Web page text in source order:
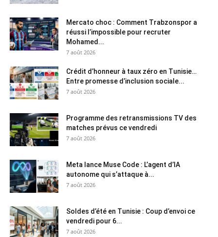
Mercato choc : Comment Trabzonspor a
réussi l’impossible pour recruter
Mohamed...
7 août 2026
Crédit d’honneur à taux zéro en Tunisie…
Entre promesse d’inclusion sociale...
7 août 2026
Programme des retransmissions TV des
matches prévus ce vendredi
7 août 2026
Meta lance Muse Code : L’agent d’IA
autonome qui s’attaque à...
7 août 2026
Soldes d’été en Tunisie : Coup d’envoi ce
vendredi pour 6...
7 août 2026